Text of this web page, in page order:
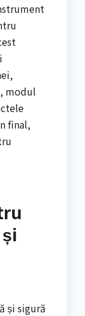
modul
final,
și sigură